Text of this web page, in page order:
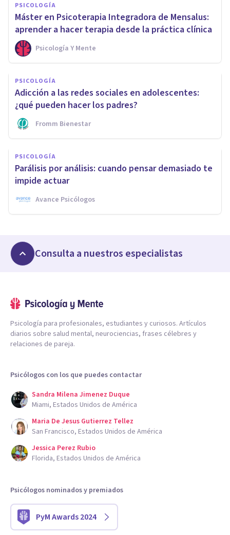
PSICOLOGÍA
Máster en Psicoterapia Integradora de Mensalus:
aprender a hacer terapia desde la práctica clínica
Psicología Y Mente
PSICOLOGÍA
Adicción a las redes sociales en adolescentes:
¿qué pueden hacer los padres?
Fromm Bienestar
PSICOLOGÍA
Parálisis por análisis: cuando pensar demasiado te
impide actuar
Avance Psicólogos
Consulta a nuestros especialistas
Psicología para profesionales, estudiantes y curiosos. Artículos
diarios sobre salud mental, neurociencias, frases célebres y
relaciones de pareja.
Psicólogos con los que puedes contactar
Sandra Milena Jimenez Duque
Miami, Estados Unidos de América
Maria De Jesus Gutierrez Tellez
San Francisco, Estados Unidos de América
Jessica Perez Rubio
Florida, Estados Unidos de América
Psicólogos nominados y premiados
PyM Awards 2024